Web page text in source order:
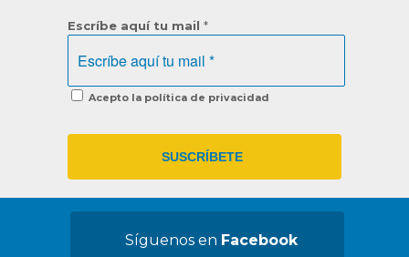
Escríbe aquí tu mail *
Acepto la política de privacidad
Síguenos en Facebook